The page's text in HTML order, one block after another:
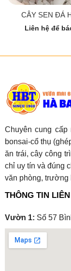
CÂY SEN ĐÁ
Liên hệ để
Chuyên cung
bonsai-cổ thụ
ăn trái, cây công
chỉ uy tín và đúng
văn phòng,
THÔNG TIN
Vườn 1: Số 57